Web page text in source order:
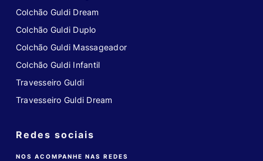
Colchão Guldi Dream
Colchão Guldi Duplo
Colchão Guldi Massageador
Colchão Guldi Infantil
Travesseiro Guldi
Travesseiro Guldi Dream
Redes sociais
NOS ACOMPANHE NAS REDES